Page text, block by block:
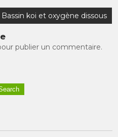
Bassin koi et oxygène dissous
publier un commentaire.